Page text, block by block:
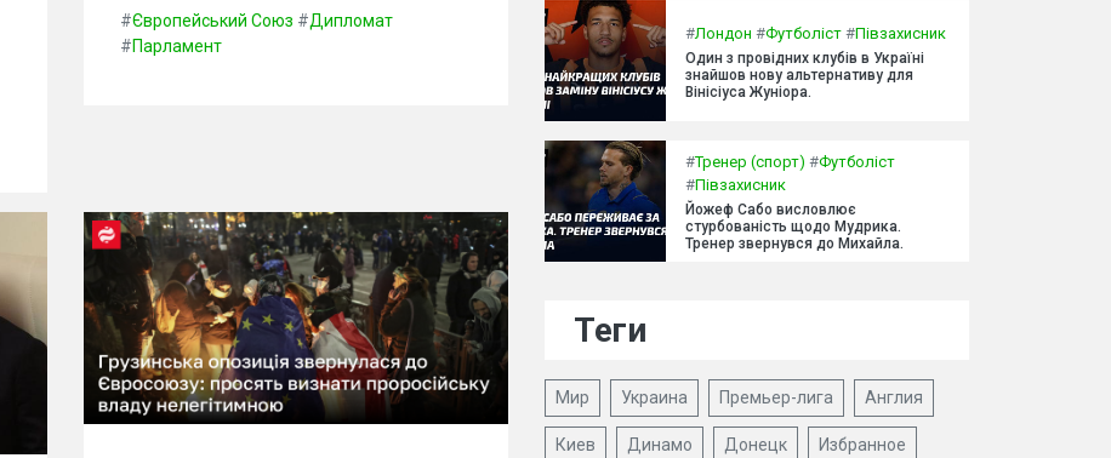
#Європейський Союз #Дипломат
#Парламент
#Лондон #Футболіст #Півзахисник
Один з провідних клубів в Україні
знайшов нову альтернативу для
Вінісіуса Жуніора.
#Тренер (спорт) #Футболіст
#Півзахисник
Йожеф Сабо висловлює
стурбованість щодо Мудрика.
Тренер звернувся до Михайла.
Теги
Мир Украина Премьер-лига Англия
Киев Динамо Донецк Избранное